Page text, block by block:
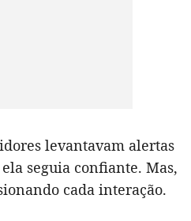
levantavam alertas
seguia confiante. Mas,
cada interação.